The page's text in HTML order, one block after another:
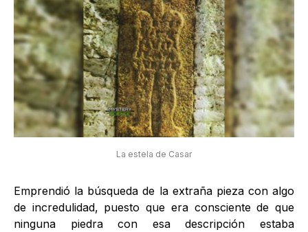
La estela de Casar
Emprendió la búsqueda de la extraña pieza con algo
de incredulidad, puesto que era consciente de que
ninguna piedra con esa descripción estaba